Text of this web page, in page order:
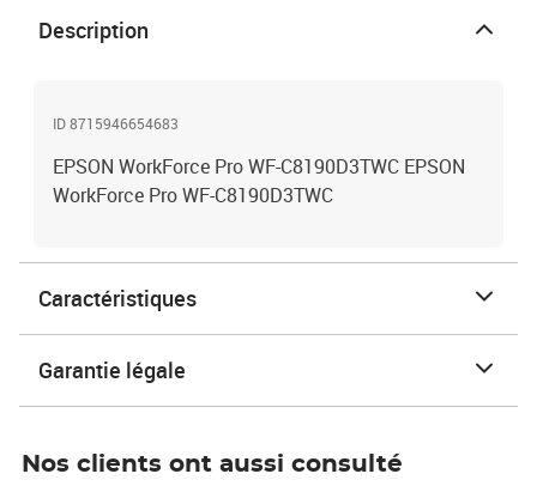
Description
ID 8715946654683
EPSON WorkForce Pro WF-C8190D3TWC EPSON
WorkForce Pro WF-C8190D3TWC
Caractéristiques
Garantie légale
Nos clients ont aussi consulté